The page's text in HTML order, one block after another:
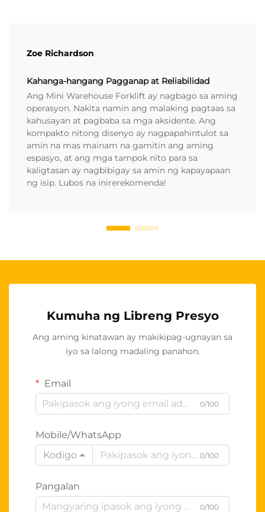
Zoe Richardson
Kahanga-hangang Pagganap at Reliabilidad
Ang Mini Warehouse Forklift ay nagbago sa aming
operasyon. Nakita namin ang malaking pagtaas sa
kahusayan at pagbaba sa mga aksidente. Ang
kompakto nitong disenyo ay nagpapahintulot sa
amin na mas mainam na gamitin ang aming
espasyo, at ang mga tampok nito para sa
kaligtasan ay nagbibigay sa amin ng kapayapaan
ng isip. Lubos na inirerekomenda!
Kumuha ng Libreng Presyo
Ang aming kinatawan ay makikipag-ugnayan sa
iyo sa lalong madaling panahon.
Email
0/100
Mobile/WhatsApp
Kodigo
0/100
Pangalan
0/100